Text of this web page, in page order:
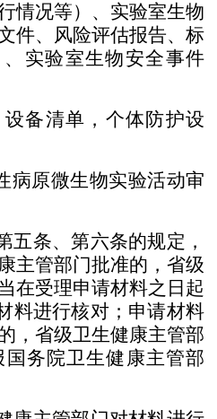
情况等）、实验室生物
件、 风险评估报告、标
、实验室生物安全事件
备清单，个体防护设
病原微生物实验活动审
五条、第六条的规定，
主管部门批准的，省级
在受理申请材料之日起
料进行核对；申请材料
，省级卫生健康主管部
务院卫生健康主管部